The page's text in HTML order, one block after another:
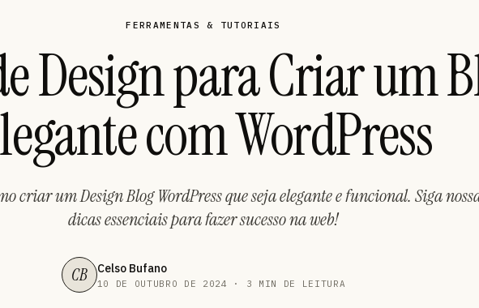
FERRAMENTAS & TUTORIAIS
Design para Criar um
com WordPress
criar um Design Blog WordPress que seja elegante e funcional. Siga
dicas essenciais para fazer sucesso na web!
CB Celso Bufano
10 DE OUTUBRO DE 2024 · 3 MIN DE LEITURA